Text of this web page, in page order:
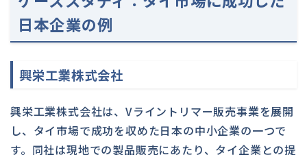
日本企業の例
興栄工業株式会社
興栄工業株式会社は、Vライントリマー販売事業を展開
し、タイ市場で成功を収めた日本の中小企業の一つで
す。同社は現地での製品販売にあたり、タイ企業との提